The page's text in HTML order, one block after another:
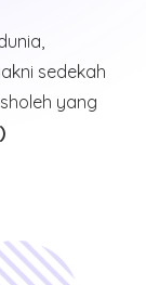
sedekah
yang